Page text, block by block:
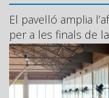
El pavelló amplia
per a les finals de